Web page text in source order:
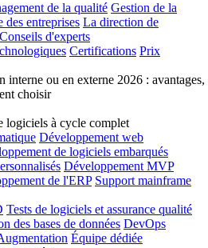
de la qualité Gestion de la
des entreprises La direction de
Conseils d'experts
Certifications Prix
interne ou en externe 2026 : avantages,
choisir
logiciels à cycle complet
Développement web
de logiciels embarqués
Développement MVP
de l'ERP Support mainframe
Tests de logiciels et assurance qualité
des bases de données DevOps
Équipe dédiée